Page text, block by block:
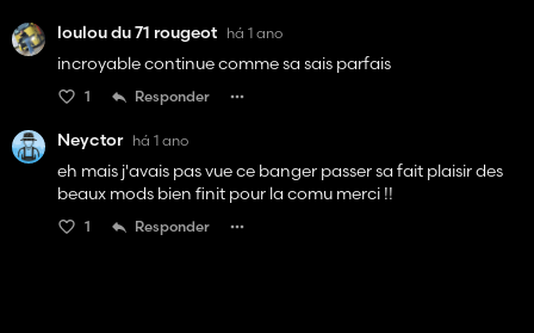
loulou du 71 rougeot há 1 ano
incroyable continue comme sa sais parfais
1 Responder
Neyctor há 1 ano
eh mais j'avais pas vue ce banger passer sa fait plaisir des
beaux mods bien finit pour la comu merci !!
1 Responder